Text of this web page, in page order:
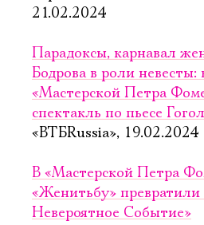
21.02.2024
Парадоксы, карнавал
Бодрова в роли
«Мастерской Петра
спектакль по пьесе
«ВТБRussia», 19.02.2024
В «Мастерской Петра
«Женитьбу»
Невероятное Событие»